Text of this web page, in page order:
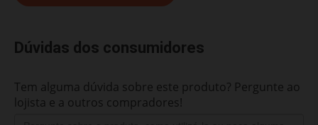
Dúvidas dos consumidores
Tem alguma dúvida sobre este produto? Pergunte ao
lojista e a outros compradores!